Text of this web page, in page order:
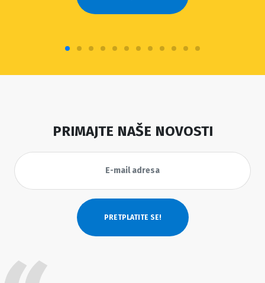
PRIMAJTE NAŠE NOVOSTI